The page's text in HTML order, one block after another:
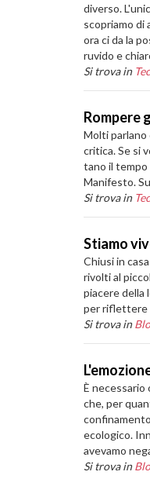
diverso.
scopriamo di
ora ci da la
ruvido e
Si trova in
Rompere
Molti parlano
critica. Se si
tano il tempo
Manifesto.
Si trova in
Stiamo
Chiusi in
rivolti al
piacere della
per riflettere
Si trova in
È necessario
che, per
ecologico.
avevamo
Si trova in